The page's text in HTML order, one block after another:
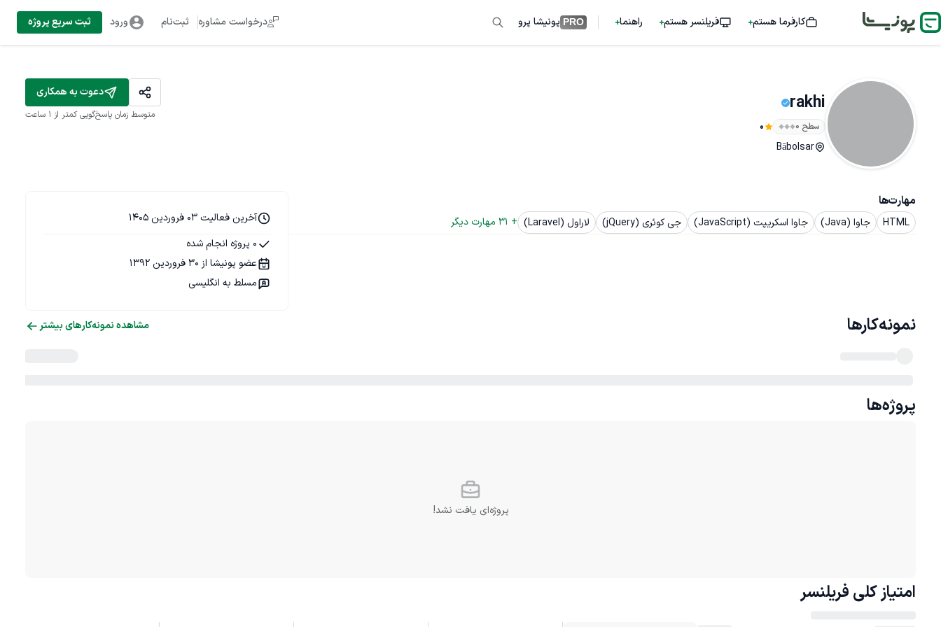
کارفرما هستم فریلنسر هستم راهنما PRO پونیشا پرو درخواست مشاوره ثبت‌نام ورود ثبت سریع پروژه
rakhi
سطح ۰ 0
Bābolsar
دعوت به همکاری
متوسط زمان پاسخ‌گویی کمتر از 1 ساعت
مهارت‌ها
HTML جاوا (Java) جاوا اسکریپت (JavaScript) جی کوئری (jQuery) لاراول (Laravel) +
31 مهارت دیگر
آخرین فعالیت 03 فروردین 1405
0 پروژه انجام شده
عضو پونیشا از 30 فروردین 1392
مسلط به انگلیسی
نمونه‌کارها مشاهده نمونه‌کارهای بیشتر
پروژه‌ها
پروژه‌ای یافت نشد!
امتیاز کلی فریلنسر